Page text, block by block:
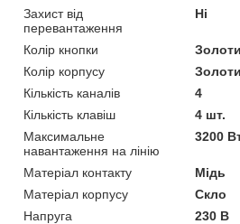
Захист від
перевантаження
Ні
Колір кнопки
Колір корпусу
Кількість каналів
4
Кількість клавіш
4 шт.
Максимальне
навантаження на лінію
3200
Матеріал контакту
Мідь
Матеріал корпусу
Скло
Напруга
230 В